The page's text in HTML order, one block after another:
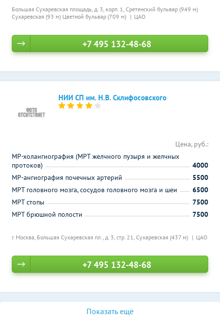
Большая Сухаревская площадь, д. 3, корп. 1, Сретенский бульвар (949 м)
Сухаревская (93 м) Цветной бульвар (709 м) ЦАО
+7 495 132-48-68
НИИ СП им. Н.В. Склифосовского
г. Москва, Большая Сухаревская пл., д. 3, стр. 21, Сухаревская (437 м) ЦАО
Цена, руб.:
МР-холангиография (МРТ желчного пузыря и желчных
протоков)
4000
МР-ангиография почечных артерий
5500
МРТ головного мозга, сосудов головного мозга и шеи
6500
МРТ стопы
7500
МРТ брюшной полости
7500
+7 495 132-48-68
Показать ещё